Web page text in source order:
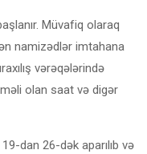
Müvafiq olaraq
namizədlər imtahana
vərəqələrində
olan saat və digər
dan 26-dək aparılıb və